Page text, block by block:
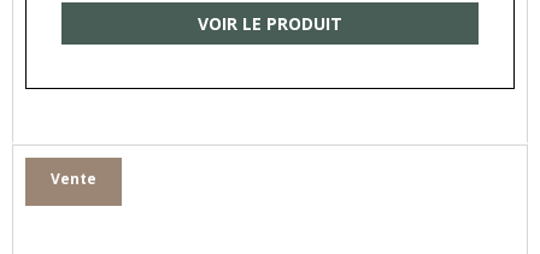
VOIR LE PRODUIT
Vente